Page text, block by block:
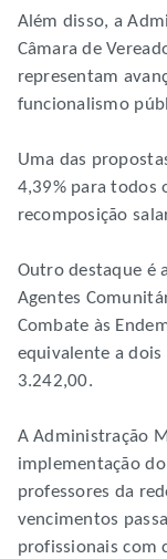
Além disso, a
Câmara de
representam
funcionalismo
Uma das
4,39% para todos
recomposição
Outro destaque é
Agentes
Combate às
equivalente a
3.242,00.
A Administração
implementação
professores da
vencimentos
profissionais com